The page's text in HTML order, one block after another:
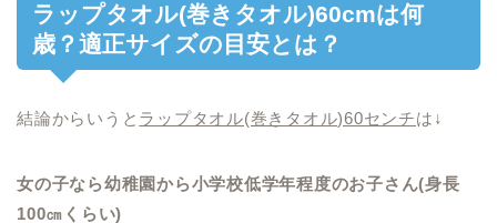
ラップタオル(巻きタオル)60cmは何
歳？適正サイズの目安とは？
結論からいうと ラップタオル(巻きタオル)60センチは↓
女の子なら幼稚園から小学校低学年程度のお子さん(身長
100㎝くらい)